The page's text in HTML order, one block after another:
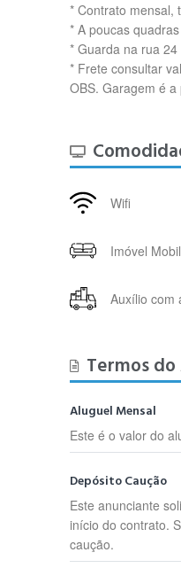
* Contrato mensal,
* A poucas
* Guarda na rua
* Frete consultar
OBS. Garagem é
Wifi
Imóvel
Auxílio com
Termos do
Aluguel Mensal
Este é o valor do
Depósito Caução
Este anunciante
início do contrato.
caução.